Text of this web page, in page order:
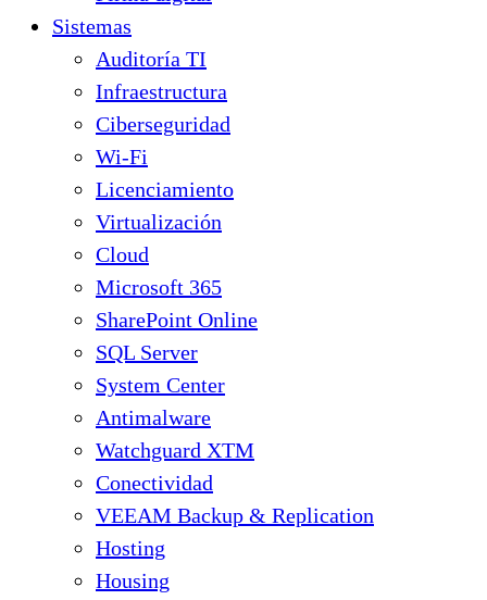
Sistemas
Auditoría TI
Infraestructura
Ciberseguridad
Wi-Fi
Licenciamiento
Virtualización
Cloud
Microsoft 365
SharePoint Online
SQL Server
System Center
Antimalware
Watchguard XTM
Conectividad
VEEAM Backup & Replication
Hosting
Housing